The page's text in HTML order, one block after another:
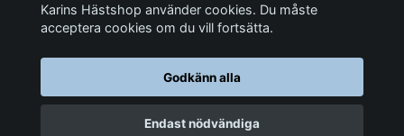
Läs mer
© 2026 Karins Hästshop
Karins Hästshop använder cookies. Du måste
acceptera cookies om du vill fortsätta.
Godkänn alla
Endast nödvändiga